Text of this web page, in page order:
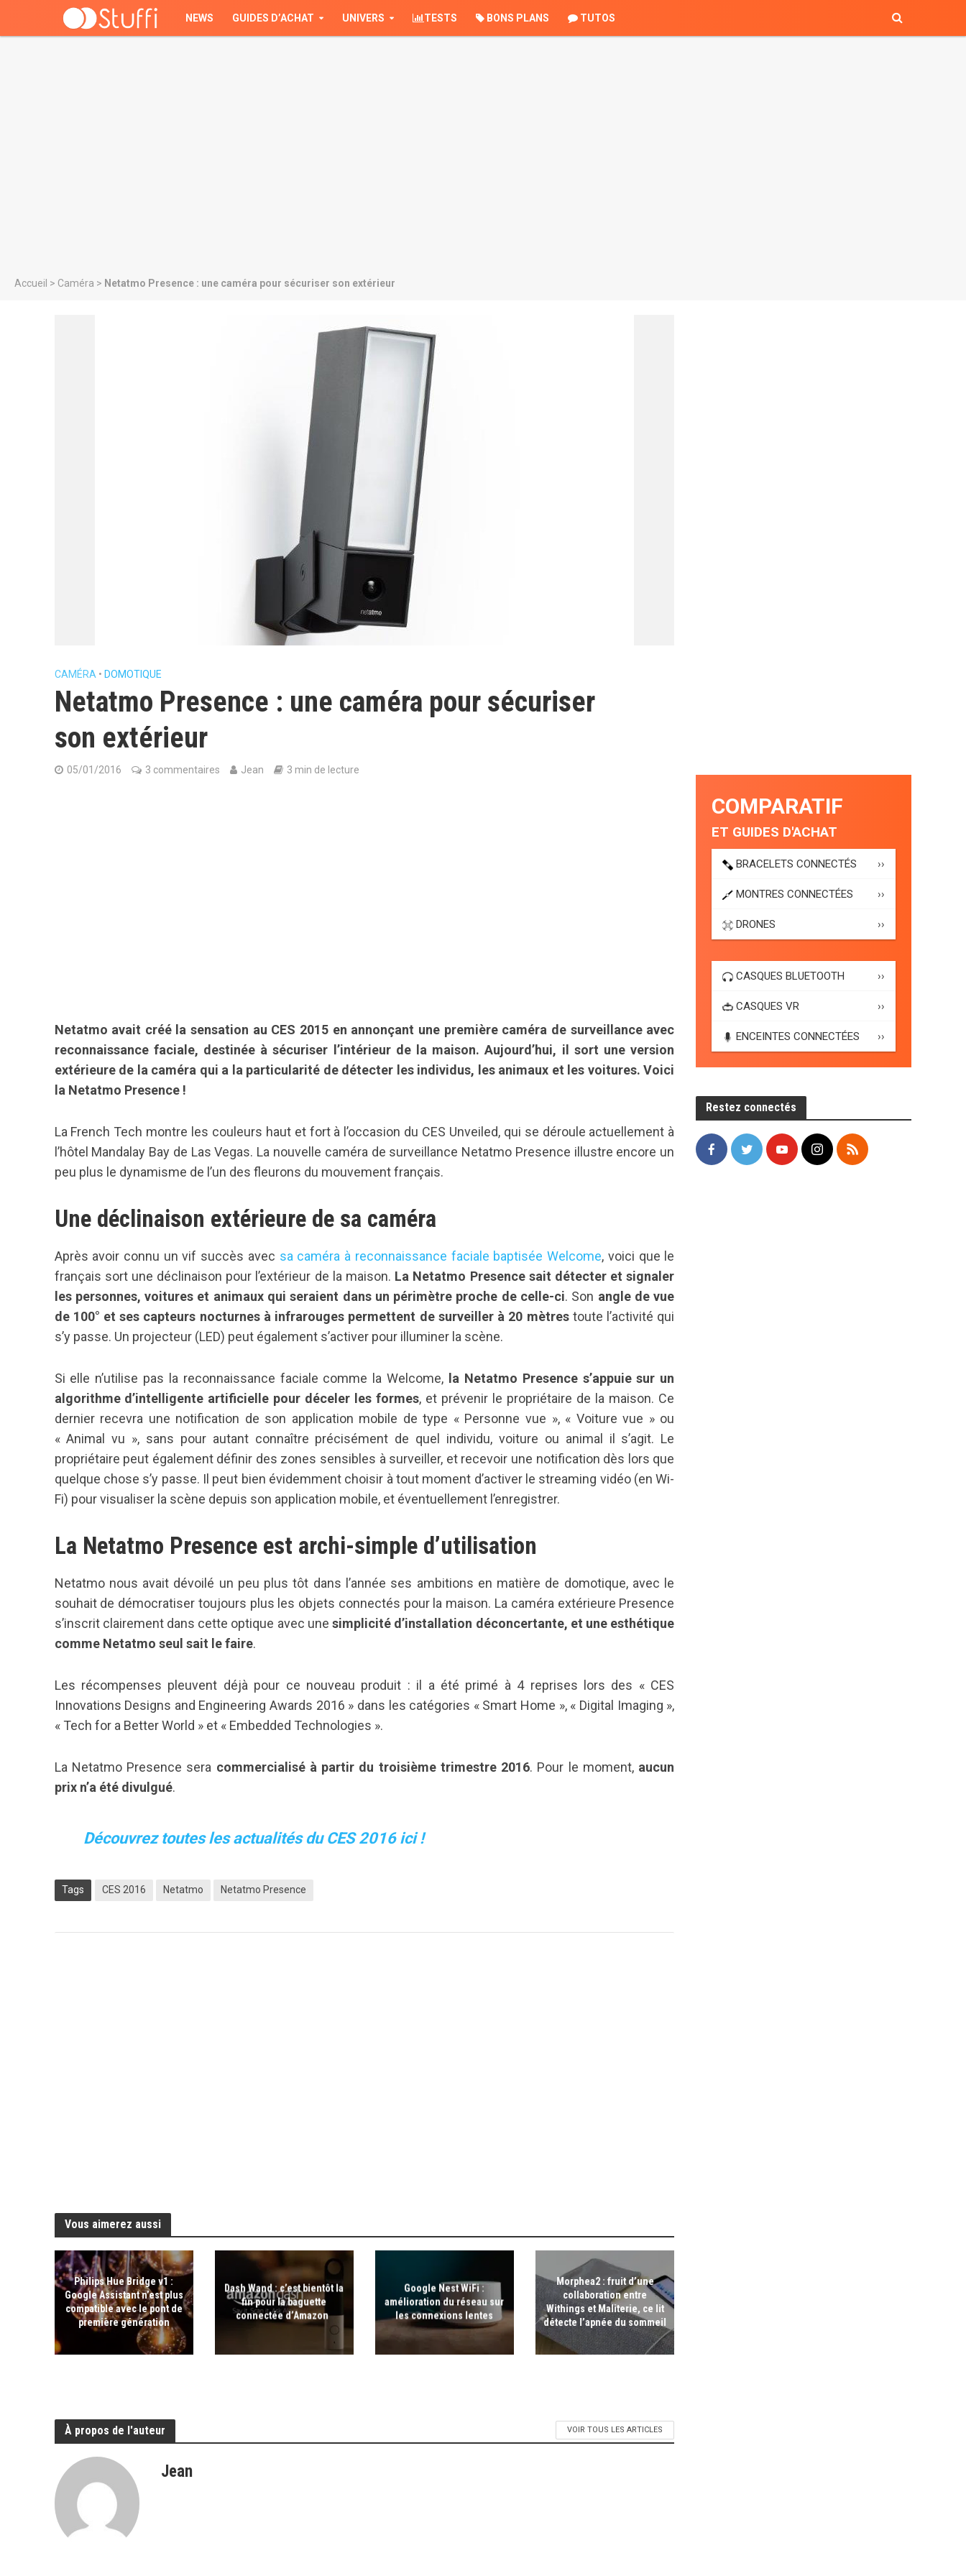
NEWS GUIDES D’ACHAT UNIVERS TESTS BONS PLANS TUTOS
Accueil > Caméra > Netatmo Presence : une caméra pour sécuriser son extérieur
CAMÉRA • DOMOTIQUE
Netatmo Presence : une caméra pour sécuriser
son extérieur
05/01/2016 3 commentaires Jean 3 min de lecture
Netatmo avait créé la sensation au CES 2015 en annonçant une première caméra de surveillance avec
reconnaissance faciale, destinée à sécuriser l’intérieur de la maison. Aujourd’hui, il sort une version
extérieure de la caméra qui a la particularité de détecter les individus, les animaux et les voitures. Voici
la Netatmo Presence !
La French Tech montre les couleurs haut et fort à l’occasion du CES Unveiled, qui se déroule actuellement à
l’hôtel Mandalay Bay de Las Vegas. La nouvelle caméra de surveillance Netatmo Presence illustre encore un
peu plus le dynamisme de l’un des fleurons du mouvement français.
Une déclinaison extérieure de sa caméra
Après avoir connu un vif succès avec sa caméra à reconnaissance faciale baptisée Welcome, voici que le
français sort une déclinaison pour l’extérieur de la maison. La Netatmo Presence sait détecter et signaler
les personnes, voitures et animaux qui seraient dans un périmètre proche de celle-ci. Son angle de vue
de 100° et ses capteurs nocturnes à infrarouges permettent de surveiller à 20 mètrestoute l’activité qui
s’y passe. Un projecteur (LED) peut également s’activer pour illuminer la scène.
Si elle n’utilise pas la reconnaissance faciale comme la Welcome,
la Netatmo Presence s’appuie sur un
algorithme d’intelligente artificielle pour déceler les formes, et prévenir le propriétaire de la maison. Ce
dernier recevra une notification de son application mobile de type « Personne vue », « Voiture vue » ou
« Animal vu », sans pour autant connaître précisément de quel individu, voiture ou animal il s’agit. Le
propriétaire peut également définir des zones sensibles à surveiller, et recevoir une notification dès lors que
quelque chose s’y passe. Il peut bien évidemment choisir à tout moment d’activer le streaming vidéo (en Wi-
Fi) pour visualiser la scène depuis son application mobile, et éventuellement l’enregistrer.
La Netatmo Presence est archi-simple d’utilisation
Netatmo nous avait dévoilé un peu plus tôt dans l’année ses ambitions en matière de domotique, avec le
souhait de démocratiser toujours plus les objets connectés pour la maison. La caméra extérieure Presence
s’inscrit clairement dans cette optique avec unesimplicité d’installation déconcertante, et une esthétique
comme Netatmo seul sait le faire.
Les récompenses pleuvent déjà pour ce nouveau produit : il a été primé à 4 reprises lors des « CES
Innovations Designs and Engineering Awards 2016 » dans les catégories « Smart Home », « Digital Imaging »,
« Tech for a Better World » et « Embedded Technologies ».
La Netatmo Presence sera commercialisé à partir du troisième trimestre 2016. Pour le moment, aucun
prix n’a été divulgué.
Découvrez toutes les actualités du CES 2016 ici !
Tags CES 2016 Netatmo Netatmo Presence
Vous aimerez aussi
Philips Hue Bridge v1 :
Google Assistant n’est plus
compatible avec le pont de
première génération
Dash Wand : c’est bientôt la
fin pour la baguette
connectée d’Amazon
Google Nest WiFi :
amélioration du réseau sur
les connexions lentes
Morphea2 : fruit d’une
collaboration entre
Withings et Maliterie, ce lit
détecte l’apnée du sommeil
À propos de l'auteur VOIR TOUS LES ARTICLES
Jean
COMPARATIF
ET GUIDES D'ACHAT
BRACELETS CONNECTÉS ››
MONTRES CONNECTÉES ››
DRONES ››
CASQUES BLUETOOTH ››
CASQUES VR ››
ENCEINTES CONNECTÉES ››
Restez connectés